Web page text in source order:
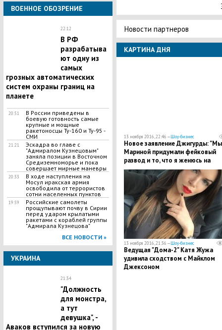
ВОЕННОЕ ОБОЗРЕНИЕ
22:12
В РФ
разрабатыва
ют одну из
самых
грозных автоматических
систем охраны границ на
планете
20:51
В России приведены в
боевую готовность самые
крупные и мощные
ракетоносцы Ту-160 и Ту-95 -
СМИ
21:21
Эскадра во главе с
"Адмиралом Кузнецовым"
заняла позиции в Восточном
Средиземноморье и пока
совершает мирные маневры
20:33
В ходе наступления на
Мосул иракская армия
освободила от террористов
сотни населенных пунктов
19:59
Российские самолеты
прощупывают почву в Сирии
перед ударом крылатыми
ракетами с кораблей группы
"Адмирала Кузнецова"
ВСЕ НОВОСТИ »
УКРАИНА
21:34
"Должность
для монстра,
а тут
девушка", -
Аваков вступился за новую
Новости партнеров
КАРТИНА ДНЯ
13 ноября 2016, 22:46 —Шоу-бизнес
Новое заявление Джигурды:
Мариной придумали фейковый
развод и то, что я женюсь на
американке"
13 ноября 2016, 21:36 —Шоу-бизнес
Ведущая "Дома-2" Катя Жужа
удивила сходством с Майклом
Джексоном